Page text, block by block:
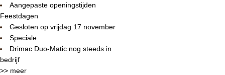
Aangepaste openingstijden
Feestdagen
Gesloten op vrijdag 17 november
Speciale
Drimac Duo-Matic nog steeds in
bedrijf
>> meer